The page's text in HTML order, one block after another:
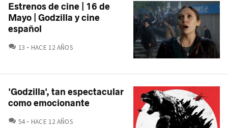
Estrenos de cine | 16 de
Mayo | Godzilla y cine
español
13 COMENTARIOS
HACE 12 AÑOS
'Godzilla', tan espectacular
como emocionante
54 COMENTARIOS
HACE 12 AÑOS